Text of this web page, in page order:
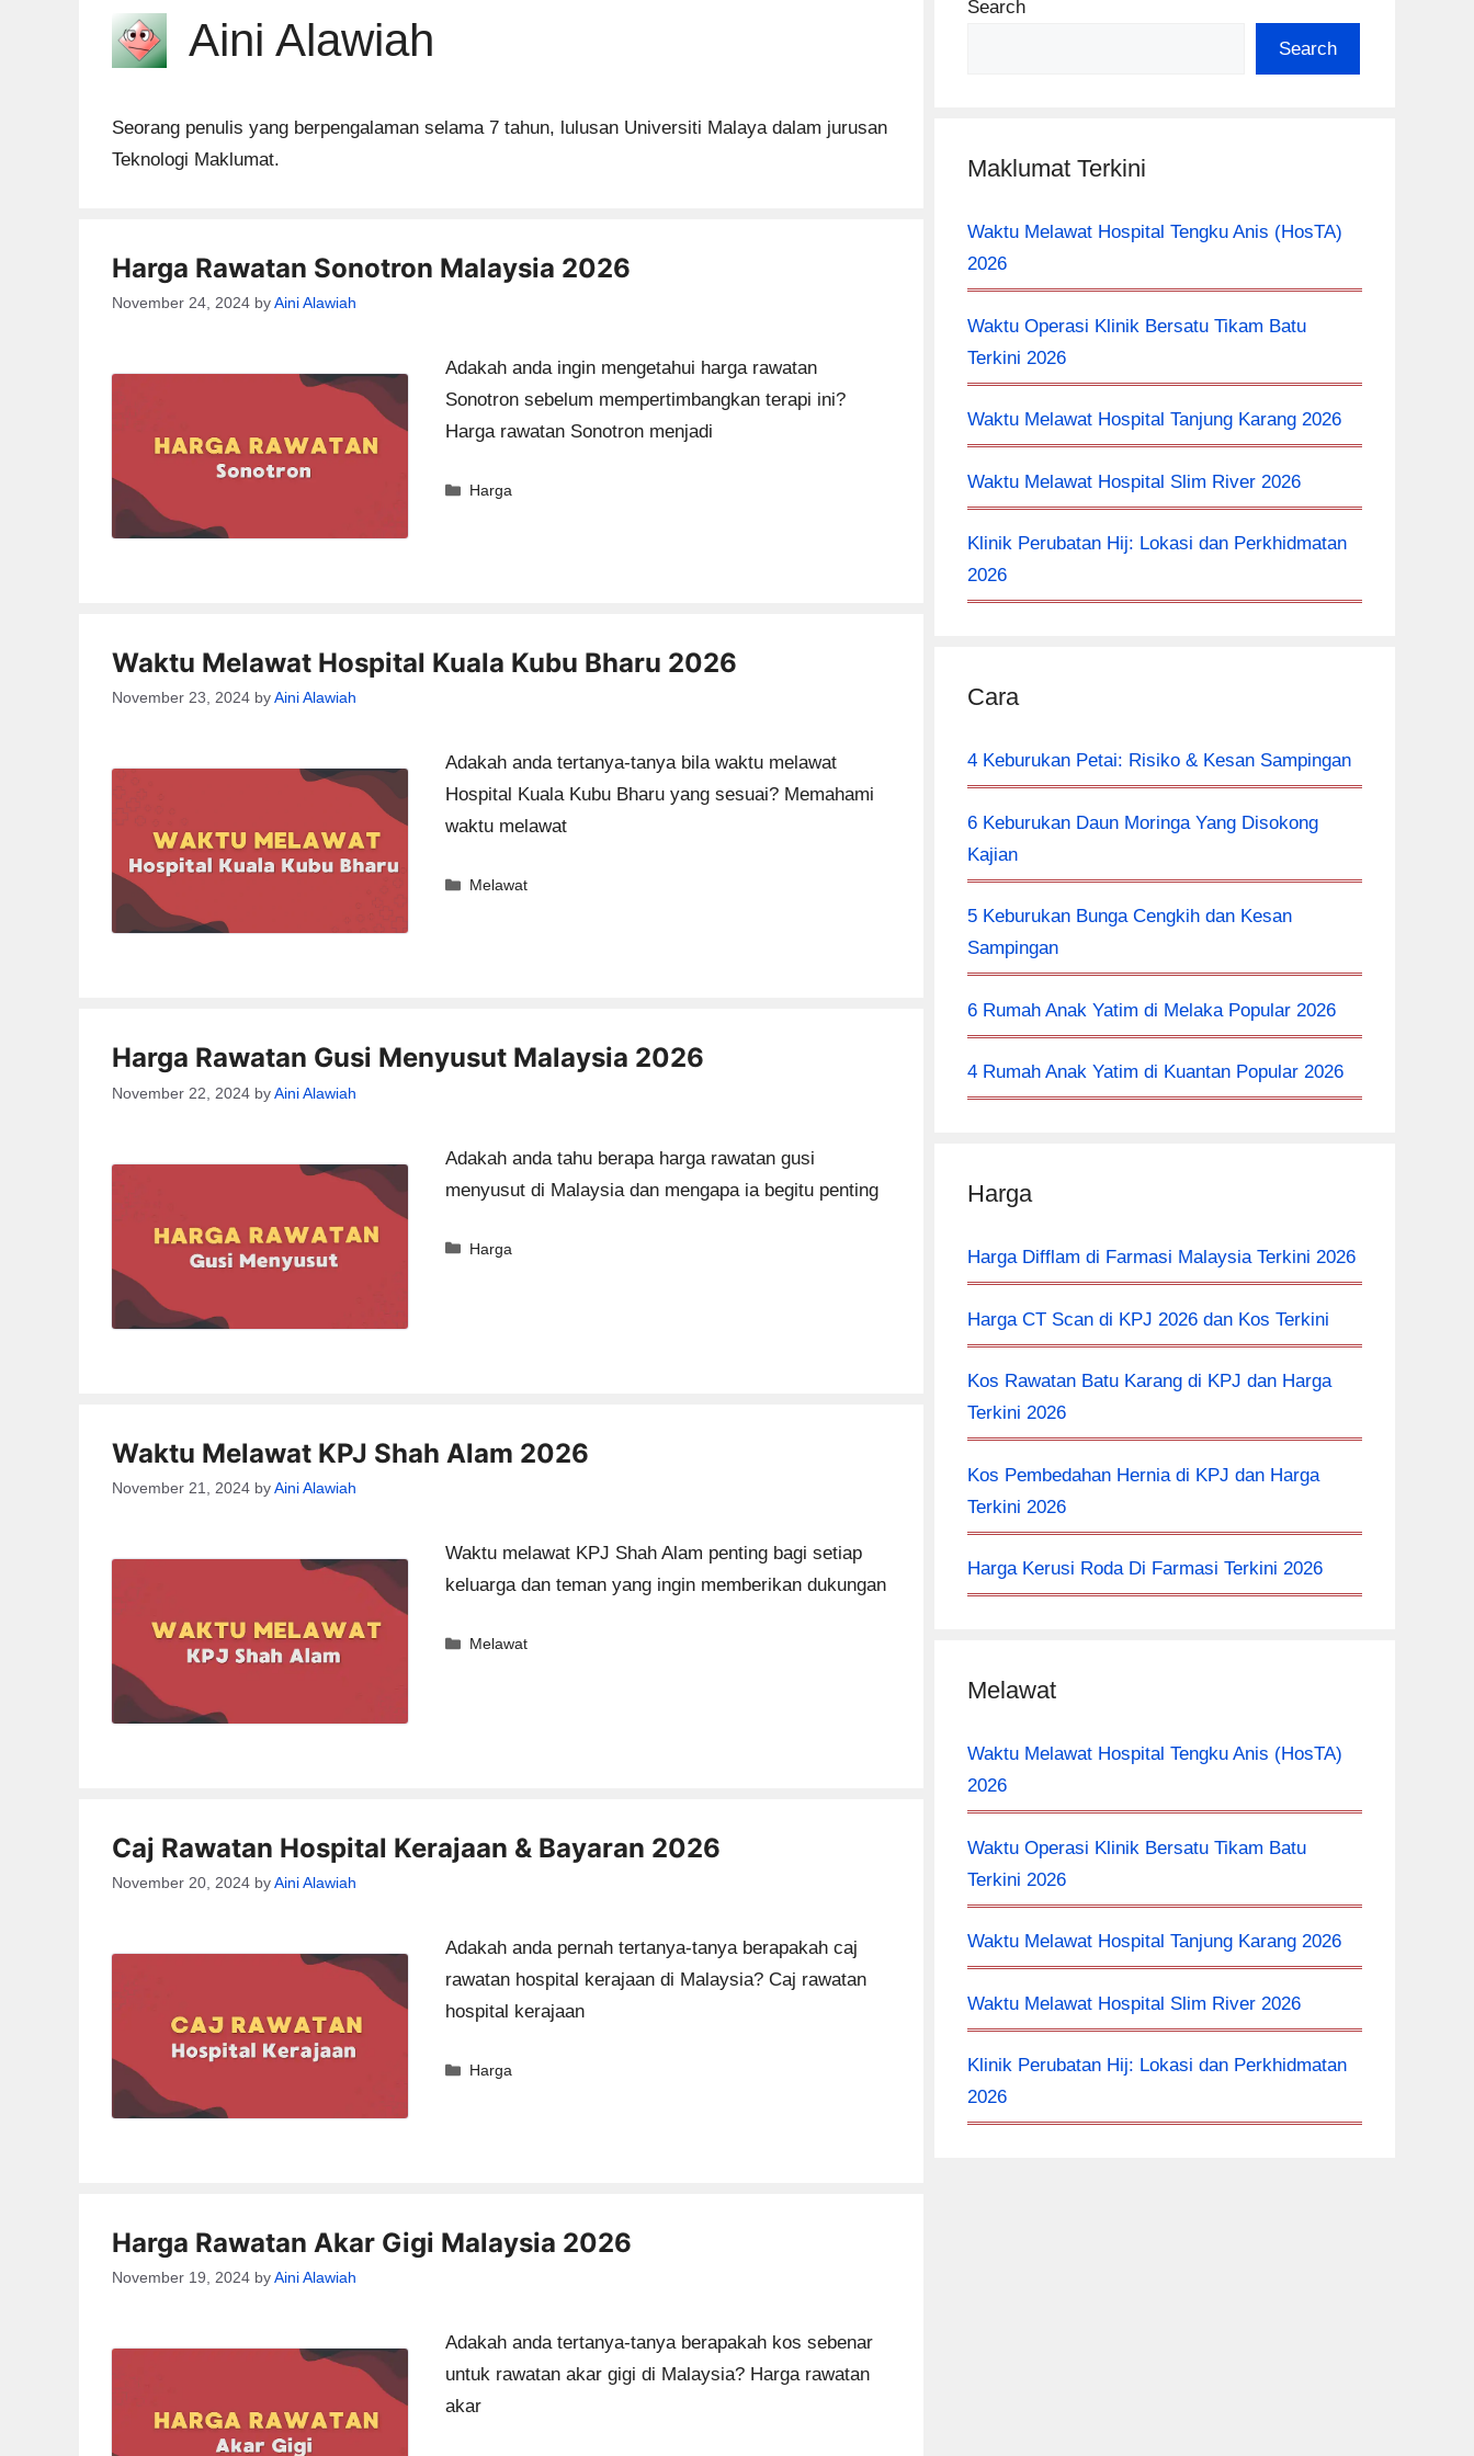
Aini Alawiah
Seorang penulis yang berpengalaman selama 7 tahun, lulusan Universiti Malaya dalam jurusan
Teknologi Maklumat.
Harga Rawatan Sonotron Malaysia 2026
November 24, 2024 byAini Alawiah
Adakah anda ingin mengetahui harga rawatan
Sonotron sebelum mempertimbangkan terapi ini?
Harga rawatan Sonotron menjadi
Categories
Harga
Waktu Melawat Hospital Kuala Kubu Bharu 2026
November 23, 2024 byAini Alawiah
Adakah anda tertanya-tanya bila waktu melawat
Hospital Kuala Kubu Bharu yang sesuai? Memahami
waktu melawat
Categories
Melawat
Harga Rawatan Gusi Menyusut Malaysia 2026
November 22, 2024 byAini Alawiah
Adakah anda tahu berapa harga rawatan gusi
menyusut di Malaysia dan mengapa ia begitu penting
Categories
Harga
Waktu Melawat KPJ Shah Alam 2026
November 21, 2024 byAini Alawiah
Waktu melawat KPJ Shah Alam penting bagi setiap
keluarga dan teman yang ingin memberikan dukungan
Categories
Melawat
Caj Rawatan Hospital Kerajaan & Bayaran 2026
November 20, 2024 byAini Alawiah
Adakah anda pernah tertanya-tanya berapakah caj
rawatan hospital kerajaan di Malaysia? Caj rawatan
hospital kerajaan
Categories
Harga
Harga Rawatan Akar Gigi Malaysia 2026
November 19, 2024 byAini Alawiah
Adakah anda tertanya-tanya berapakah kos sebenar
untuk rawatan akar gigi di Malaysia? Harga rawatan
akar
Search
Search
Maklumat Terkini
Waktu Melawat Hospital Tengku Anis (HosTA)
2026
Waktu Operasi Klinik Bersatu Tikam Batu
Terkini 2026
Waktu Melawat Hospital Tanjung Karang 2026
Waktu Melawat Hospital Slim River 2026
Klinik Perubatan Hij: Lokasi dan Perkhidmatan
2026
Cara
4 Keburukan Petai: Risiko & Kesan Sampingan
6 Keburukan Daun Moringa Yang Disokong
Kajian
5 Keburukan Bunga Cengkih dan Kesan
Sampingan
6 Rumah Anak Yatim di Melaka Popular 2026
4 Rumah Anak Yatim di Kuantan Popular 2026
Harga
Harga Difflam di Farmasi Malaysia Terkini 2026
Harga CT Scan di KPJ 2026 dan Kos Terkini
Kos Rawatan Batu Karang di KPJ dan Harga
Terkini 2026
Kos Pembedahan Hernia di KPJ dan Harga
Terkini 2026
Harga Kerusi Roda Di Farmasi Terkini 2026
Melawat
Waktu Melawat Hospital Tengku Anis (HosTA)
2026
Waktu Operasi Klinik Bersatu Tikam Batu
Terkini 2026
Waktu Melawat Hospital Tanjung Karang 2026
Waktu Melawat Hospital Slim River 2026
Klinik Perubatan Hij: Lokasi dan Perkhidmatan
2026